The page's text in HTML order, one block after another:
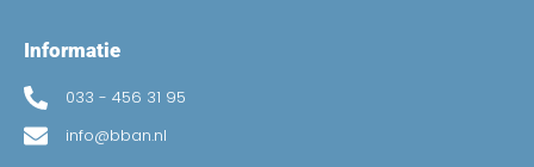
Informatie
033 - 456 31 95
info@bban.nl